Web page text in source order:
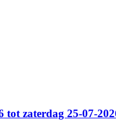
tot zaterdag 25-07-